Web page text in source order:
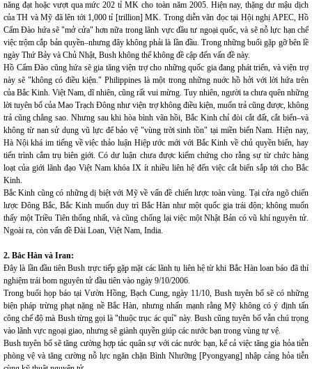
năng đạt hoặc vượt qua mức 202 tỉ MK cho toàn năm 2005. Hiện nay, thặng dư mậu dịch
của TH và Mỹ đã lên tới 1,000 tỉ [trillion] MK. Trong diễn văn đọc tại Hội nghị APEC, Hồ
Cẩm Đào hứa sẽ "mở cửa" hơn nữa trong lãnh vực đầu tư ngoại quốc, và sẽ nỗ lực hạn chế
việc trộm cắp bản quyền–nhưng đây không phải là lần đầu. Trong những buổi gặp gỡ bên lề
ngày Thứ Bảy và Chủ Nhật, Bush không thể không đề cập đến vấn đề này.
Hồ Cẩm Đào cũng hứa sẽ gia tăng viện trợ cho những quốc gia đang phát triển, và viện trợ
này sẽ "không có điều kiện." Philippines là một trong những nuớc hồ hởi với lời hứa trên
của Bắc Kinh. Việt Nam, dĩ nhiên, cũng rất vui mừng. Tuy nhiên, người ta chưa quên những
lời tuyên bố của Mao Trạch Đông như viện trợ không điều kiện, muốn trả cũng được, không
trả cũng chẳng sao. Nhưng sau khi hòa bình vãn hồi, Bắc Kinh chỉ đòi cắt đất, cắt biển–và
không từ nan sử dụng vũ lực để bảo vệ "vùng trời sinh tồn" tại miền biển Nam. Hiện nay,
Hà Nội khá im tiếng về việc thảo luận Hiệp ước mới với Bắc Kinh về chủ quyền biển, hay
tiến trình cắm trụ biên giới. Có dư luận chưa được kiểm chứng cho rằng sự từ chức hàng
loạt của giới lãnh đạo Việt Nam khóa IX ít nhiều liên hệ đến việc cắt biển sắp tới cho Bắc
Kinh.
Bắc Kinh cũng có những dị biệt với Mỹ về vấn đề chiến lược toàn vùng. Tại cửa ngõ chiến
lược Đông Bắc, Bắc Kinh muốn duy trì Bắc Hàn như một quốc gia trái độn; không muốn
thấy một Triều Tiên thống nhất, và cũng chống lại việc một Nhật Bản có vũ khí nguyên tử.
Ngoài ra, còn vấn đề Đài Loan, Việt Nam, India.
2. Bắc Hàn và Iran:
Đây là lần đầu tiên Bush trực tiếp gặp mặt các lãnh tụ liên hệ từ khi Bắc Hàn loan báo đã thí
nghiệm trái bom nguyên tử đầu tiên vào ngày 9/10/2006.
Trong buổi họp báo tại Vườn Hồng, Bạch Cung, ngày 11/10, Bush tuyên bố sẽ có những
biện pháp trừng phạt nặng nề Bắc Hàn, nhưng nhấn mạnh rằng Mỹ không có ý định tấn
công chế độ mà Bush từng gọi là "thuộc trục ác quỉ" này. Bush cũng tuyên bố vẫn chú trọng
vào lãnh vực ngoại giao, nhưng sẽ giành quyền giúp các nước bạn trong vùng tự vệ.
Bush tuyên bố sẽ tăng cường hợp tác quân sự với các nước bạn, kể cả việc tăng gia hỏa tiễn
phòng vệ và tăng cường nỗ lực ngăn chặn Bình Nhưỡng [Pyongyang] nhập cảng hỏa tiễn